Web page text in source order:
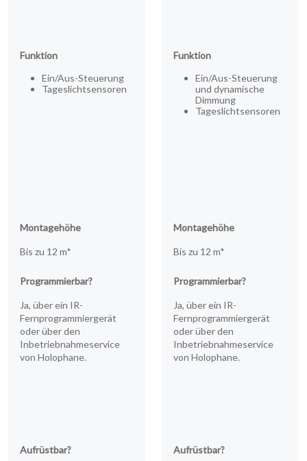
Funktion
Ein/Aus-Steuerung
Tageslichtsensoren
Montagehöhe
Bis zu 12 m*
Programmierbar?
Ja, über ein IR-
Fernprogrammiergerät
oder über den
Inbetriebnahmeservice
von Holophane.
Aufrüstbar?
Funktion
Ein/Aus-Steuerung
und dynamische
Dimmung
Tageslichtsensoren
Montagehöhe
Bis zu 12 m*
Programmierbar?
Ja, über ein IR-
Fernprogrammiergerät
oder über den
Inbetriebnahmeservice
von Holophane.
Aufrüstbar?